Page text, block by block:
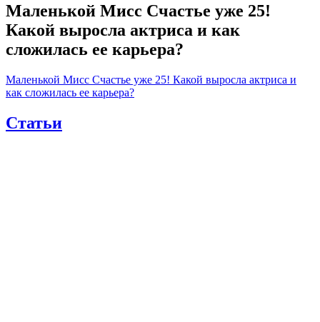
Маленькой Мисс Счастье уже 25!
Какой выросла актриса и как
сложилась ее карьера?
Маленькой Мисс Счастье уже 25! Какой выросла актриса и
как сложилась ее карьера?
Статьи